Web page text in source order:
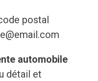
postal
automobile
détail et